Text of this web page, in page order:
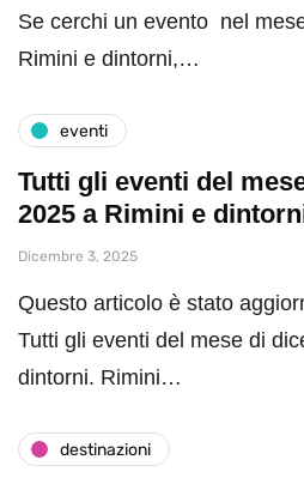
Se cerchi un evento nel
Rimini e dintorni,…
eventi
Tutti gli eventi del
2025 a Rimini e
Dicembre 3, 2025
Questo articolo è stato
Tutti gli eventi del mese di
dintorni. Rimini…
destinazioni